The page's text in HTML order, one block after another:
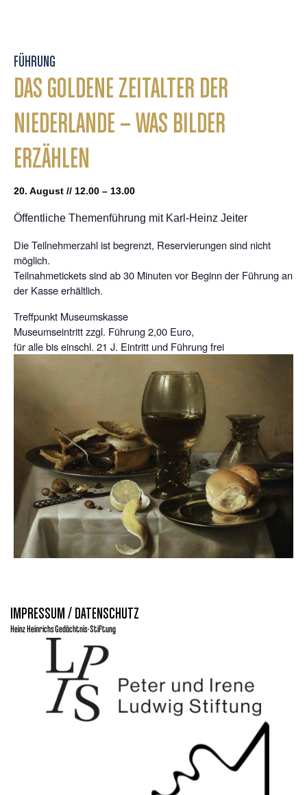
FÜHRUNG
DAS GOLDENE ZEITALTER DER
NIEDERLANDE – WAS BILDER
ERZÄHLEN
20. August // 12.00 – 13.00
Öffentliche Themenführung mit Karl-Heinz Jeiter
Die Teilnehmerzahl ist begrenzt, Reservierungen sind nicht
möglich.
Teilnahmetickets sind ab 30 Minuten vor Beginn der Führung an
der Kasse erhältlich.
Treffpunkt Museumskasse
Museumseintritt zzgl. Führung 2,00 Euro,
für alle bis einschl. 21 J. Eintritt und Führung frei
IMPRESSUM / DATENSCHUTZ
Heinz Heinrichs Gedächtnis-Stiftung